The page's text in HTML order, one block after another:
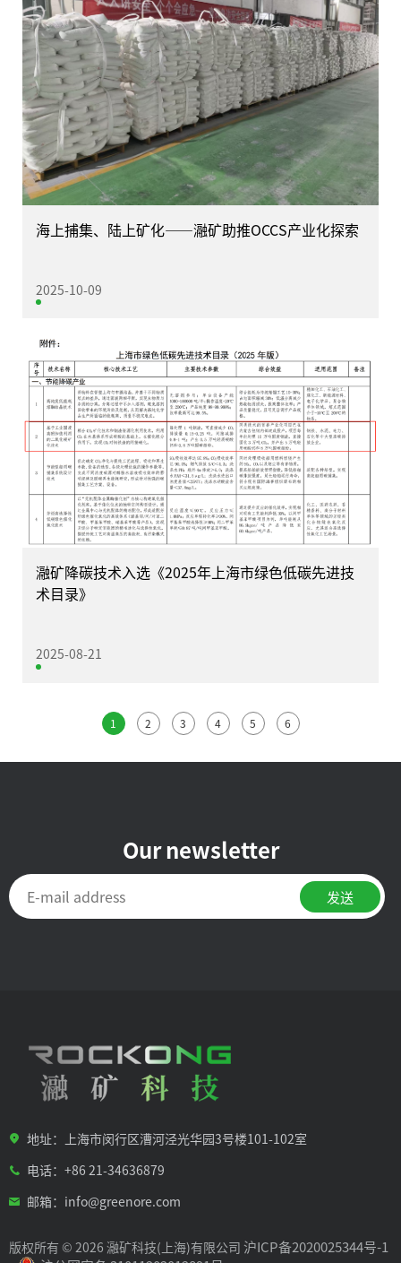
海上捕集、陆上矿化——瀜矿助推OCCS产业化探索
2025-10-09
瀜矿降碳技术入选《2025年上海市绿色低碳先进技
术目录》
2025-08-21
1 2 3 4 5 6
Our newsletter
地址：上海市闵行区漕河泾光华园3号楼101-102室
电话：+86 21-34636879
邮箱：info@greenore.com
版权所有 © 2026 瀜矿科技(上海)有限公司 沪ICP备2020025344号-1